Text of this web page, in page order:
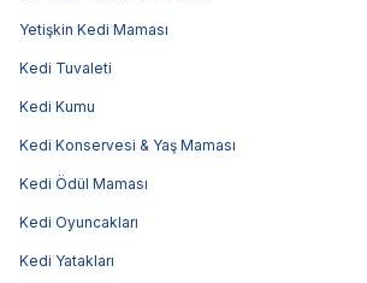
Yetişkin Kedi Maması
Kedi Tuvaleti
Kedi Kumu
Kedi Konservesi & Yaş Maması
Kedi Ödül Maması
Kedi Oyuncakları
Kedi Yatakları